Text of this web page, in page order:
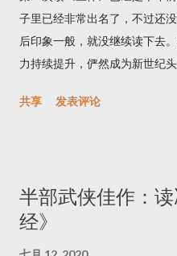
仿佛真的是克劳狄乌斯向读者
过都被作者有技巧地避过了。
正这一缺点，作者有时让克劳
不足为奇了。第二个缺点则是
一只脚在故事外的第一人称叙
说。（续集里克劳狄乌斯成了
子里已经非常出名了，不过还
后印象一般，就没继续读下去
力持续提升，俨然成为新世纪
《三体》书迷，搞得没读完全
联想到上世纪四五十年代的经
阳系四光年之外的三体世界，
共享 发表评论
半部武侠佳作：
经》